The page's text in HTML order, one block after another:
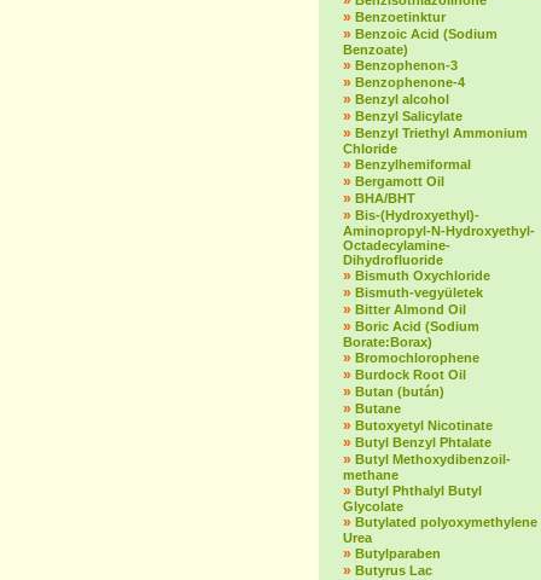
» Benzoetinktur
» Benzoic Acid (Sodium
Benzoate)
» Benzophenon-3
» Benzophenone-4
» Benzyl alcohol
» Benzyl Salicylate
» Benzyl Triethyl Ammonium
Chloride
» Benzylhemiformal
» Bergamott Oil
» BHA/BHT
» Bis-(Hydroxyethyl)-
Aminopropyl-N-Hydroxyethyl-
Octadecylamine-
Dihydrofluoride
» Bismuth Oxychloride
» Bismuth-vegyületek
» Bitter Almond Oil
» Boric Acid (Sodium
Borate:Borax)
» Bromochlorophene
» Burdock Root Oil
» Butan (bután)
» Butane
» Butoxyetyl Nicotinate
» Butyl Benzyl Phtalate
» Butyl Methoxydibenzoil-
methane
» Butyl Phthalyl Butyl
Glycolate
» Butylated polyoxymethylene
Urea
» Butylparaben
» Butyrus Lac